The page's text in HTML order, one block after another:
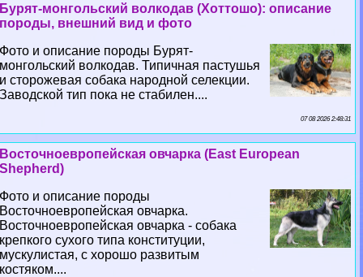
Бурят-монгольский волкодав (Хоттошо): описание
породы, внешний вид и фото
Фото и описание породы Бурят-
монгольский волкодав. Типичная пастушья
и сторожевая собака народной селекции.
Заводской тип пока не стабилен....
07 08 2026 2:48:31
Восточноевропейская овчарка (East European
Shepherd)
Фото и описание породы
Восточноевропейская овчарка.
Восточноевропейская овчарка - собака
крепкого сухого типа конституции,
мускулистая, с хорошо развитым
костяком....